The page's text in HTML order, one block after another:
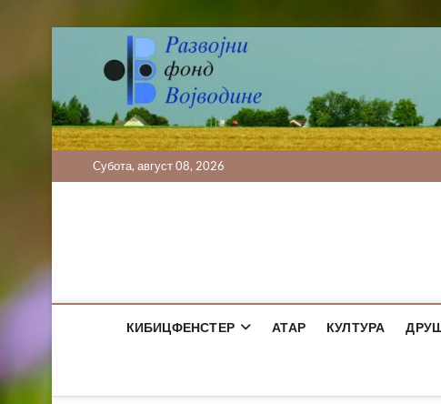
Субота, август 08, 2026
КИБИЦФЕНСТЕР АТАР КУЛТУРА